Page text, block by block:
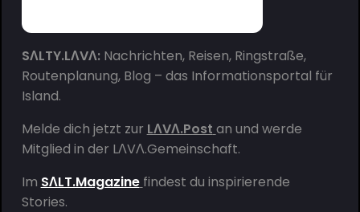
SΛLTY.LΛVΛ:Nachrichten, Reisen, Ringstraße,
Routenplanung, Blog – das Informationsportal für
Island.
Melde dich jetzt zur LΛVΛ.Post an und werde
Mitglied in der LΛVΛ.Gemeinschaft.
Im SΛLT.Magazine findest du inspirierende
Stories.